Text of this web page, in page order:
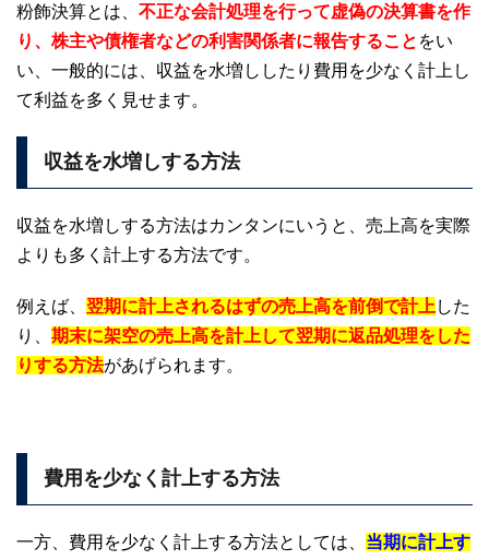
粉飾決算とは、 不正な会計処理を行って虚偽の決算書を作
り、株主や債権者などの利害関係者に報告すること をい
い、一般的には、収益を水増ししたり費用を少なく計上し
て利益を多く見せます。
収益を水増しする方法
収益を水増しする方法はカンタンにいうと、売上高を実際
よりも多く計上する方法です。
例えば、 翌期に計上されるはずの売上高を前倒で計上 した
り、 期末に架空の売上高を計上して翌期に返品処理をした
りする方法があげられます。
費用を少なく計上する方法
一方、費用を少なく計上する方法としては、 当期に計上す